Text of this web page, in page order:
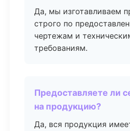
Да, мы изготавливаем
строго по
чертежам и
требованиям.
Предоставляете ли
на продукцию?
Да, вся продукция